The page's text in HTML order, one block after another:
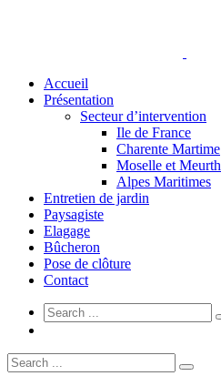
Accueil
Présentation
Secteur d’intervention
Ile de France
Charente Martime
Moselle et
Alpes Maritimes
Entretien de jardin
Paysagiste
Elagage
Bûcheron
Pose de clôture
Contact